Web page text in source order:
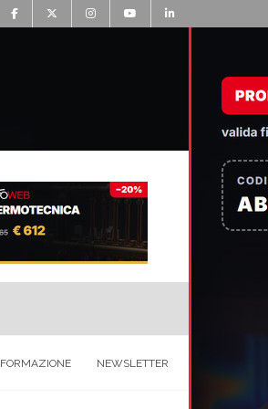
FORMAZIONE NEWSLETTER